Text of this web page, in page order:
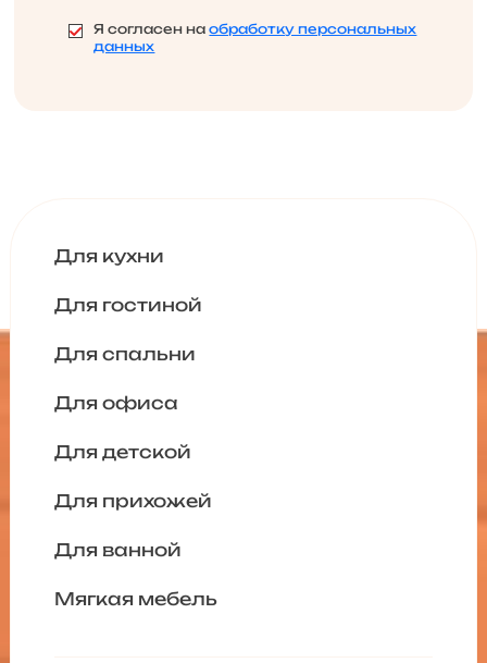
Я согласен наобработку персональных
данных
Для кухни
Для гостиной
Для спальни
Для офиса
Для детской
Для прихожей
Для ванной
Мягкая мебель